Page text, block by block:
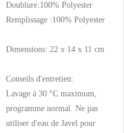
Doublure:100% Polyester
Remplissage :100% Polyester
Dimensions: 22 x 14 x 11 cm
Conseils d'entretien:
Lavage à 30 °C maximum,
programme normal. Ne pas
utiliser d'eau de Javel pour